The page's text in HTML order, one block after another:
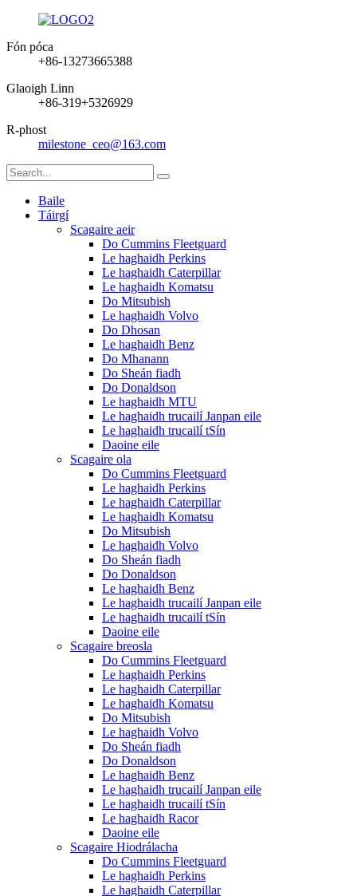
Fón póca
+86-13273665388
Glaoigh Linn
+86-319+5326929
R-phost
milestone_ceo@163.com
Baile
Táirgí
Scagaire aeir
Do Cummins Fleetguard
Le haghaidh Perkins
Le haghaidh Caterpillar
Le haghaidh Komatsu
Do Mitsubish
Le haghaidh Volvo
Do Dhosan
Le haghaidh Benz
Do Mhanann
Do Sheán fiadh
Do Donaldson
Le haghaidh MTU
Le haghaidh trucailí Janpan eile
Le haghaidh trucailí tSín
Daoine eile
Scagaire ola
Do Cummins Fleetguard
Le haghaidh Perkins
Le haghaidh Caterpillar
Le haghaidh Komatsu
Do Mitsubish
Le haghaidh Volvo
Do Sheán fiadh
Do Donaldson
Le haghaidh Benz
Le haghaidh trucailí Janpan eile
Le haghaidh trucailí tSín
Daoine eile
Scagaire breosla
Do Cummins Fleetguard
Le haghaidh Perkins
Le haghaidh Caterpillar
Le haghaidh Komatsu
Do Mitsubish
Le haghaidh Volvo
Do Sheán fiadh
Do Donaldson
Le haghaidh Benz
Le haghaidh trucailí Janpan eile
Le haghaidh trucailí tSín
Le haghaidh Racor
Daoine eile
Scagaire Hiodrálacha
Do Cummins Fleetguard
Le haghaidh Perkins
Le haghaidh Caterpillar